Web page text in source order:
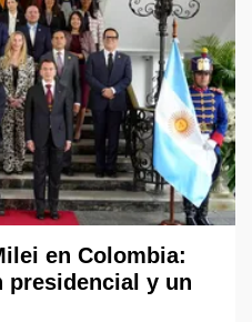
en Colombia:
presidencial y un